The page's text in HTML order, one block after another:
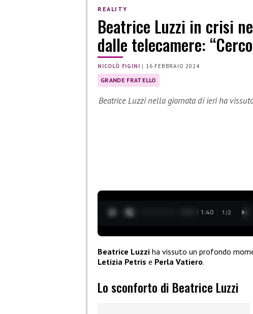
REALITY
Beatrice Luzzi in crisi
dalle telecamere:
NICOLÒ FIGINI | 16 FEBBRAIO 2024
GRANDE FRATELLO
Beatrice Luzzi nella giornata di ieri ha
0:28 / 1:40 1 /2
Beatrice Luzzi ha vissuto un profondo
Letizia Petris e Perla Vatiero.
Lo sconforto di Beatrice Luzzi